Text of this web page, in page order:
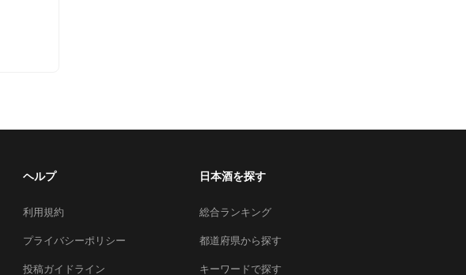
ヘルプ
利用規約
プライバシーポリシー
投稿ガイドライン
日本酒を探す
総合ランキング
都道府県から探す
キーワードで探す